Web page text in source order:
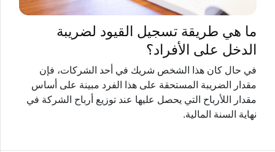
ما هي طريقة تسجيل القيود لضريبة
الدخل على الأفراد؟
في حال كان هذا الشخص شريك في أحد الشركات، فإن
مقدار الضريبة المستحقة على هذا الفرد مبينة على أساس
مقدار اللأرباح التي يحصل عليها عند توزيع أرباح الشركة في
نهاية السنة المالية.